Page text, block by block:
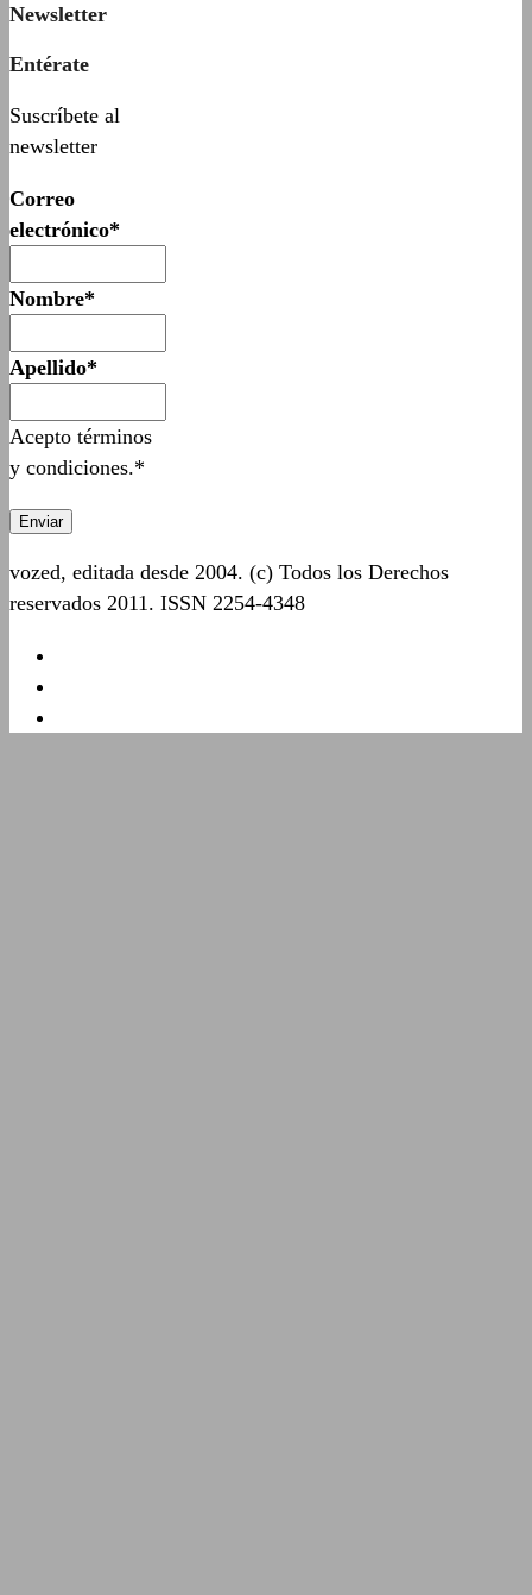
Newsletter
Entérate
Suscríbete al
newsletter
Correo
electrónico*
Nombre*
Apellido*
Acepto términos
y condiciones.*
vozed, editada desde 2004. (c) Todos los Derechos
reservados 2011. ISSN 2254-4348